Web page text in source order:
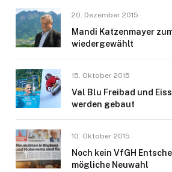
20. Dezember 2015
Mandi Katzenmayer
wiedergewählt
15. Oktober 2015
Val Blu Freibad und
werden gebaut
10. Oktober 2015
Noch kein VfGH
mögliche Neuwahl